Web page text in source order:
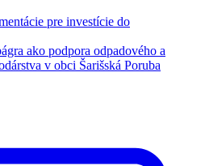
pre investície do
ako podpora odpadového a
v obci Šarišská Poruba